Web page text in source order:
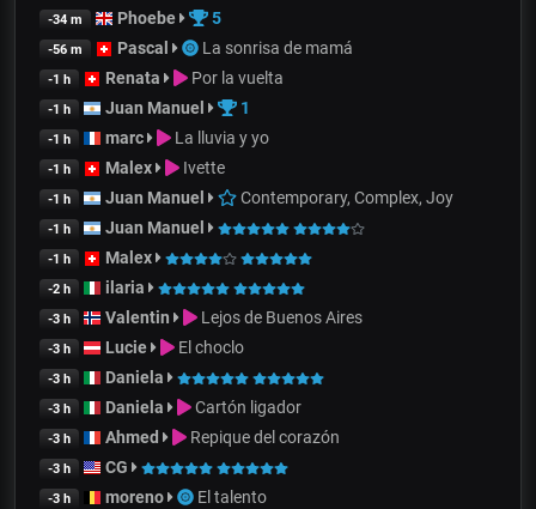
-34 m Phoebe 5
-56 m Pascal La sonrisa de mamá
-1 h Renata Por la vuelta
-1 h Juan Manuel 1
-1 h marc La lluvia y yo
-1 h Malex Ivette
-1 h Juan Manuel Contemporary, Complex, Joy
-1 h Juan Manuel
-1 h Malex
-2 h ilaria
-3 h Valentin Lejos de Buenos Aires
-3 h Lucie El choclo
-3 h Daniela
-3 h Daniela Cartón ligador
-3 h Ahmed Repique del corazón
-3 h CG
-3 h moreno El talento